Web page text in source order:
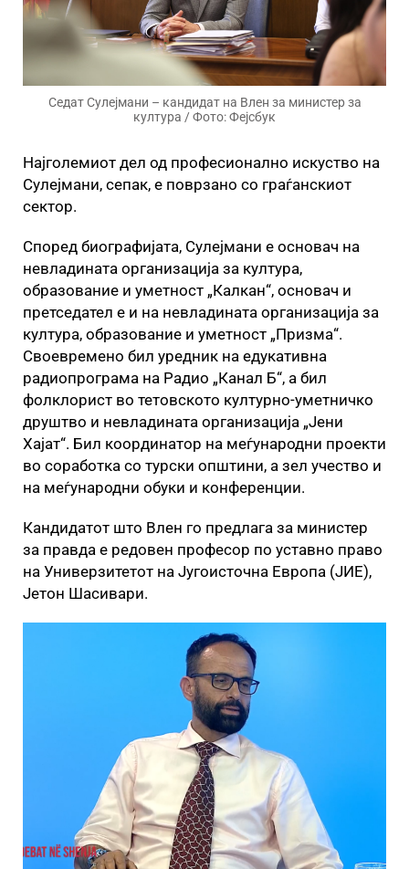
Седат Сулејмани – кандидат на Влен за министер за
култура / Фото: Фејсбук
Најголемиот дел од професионално искуство на
Сулејмани, сепак, е поврзано со граѓанскиот
сектор.
Според биографијата, Сулејмани е основач на
невладината организација за култура,
образование и уметност „Калкан“, основач и
претседател е и на невладината организација за
култура, образование и уметност „Призма“.
Своевремено бил уредник на едукативна
радиопрограма на Радио „Канал Б“, а бил
фолклорист во тетовското културно-уметничко
друштво и невладината организација „Јени
Хајат“. Бил координатор на меѓународни проекти
во соработка со турски општини, а зел учество и
на меѓународни обуки и конференции.
Кандидатот што Влен го предлага за министер
за правда е редовен професор по уставно право
на Универзитетот на Југоисточна Европа (ЈИЕ),
Јетон Шасивари.